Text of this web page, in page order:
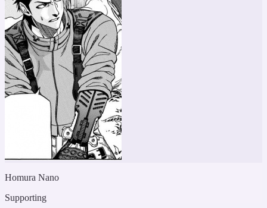
Homura Nano
Supporting